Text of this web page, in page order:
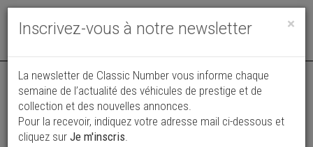
Toggle
×
Inscrivez-vous à notre newsletter
La newsletter de Classic Number vous informe chaque
semaine de l’actualité des véhicules de prestige et de
collection et des nouvelles annonces.
Pour la recevoir, indiquez votre adresse mail ci-dessous et
cliquez sur Je m'inscris.